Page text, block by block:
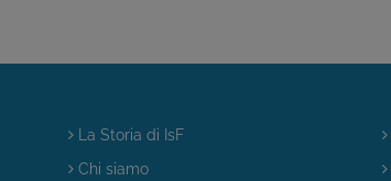
La Storia di IsF
Chi siamo